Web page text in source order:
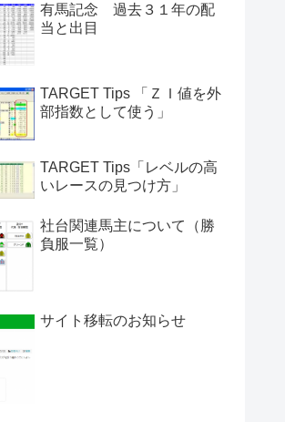
有馬記念 過去３１年の配
当と出目
TARGET Tips 「ＺＩ値を外
部指数として使う」
TARGET Tips「レベルの高
いレースの見つけ方」
社台関連馬主について（勝
負服一覧）
サイト移転のお知らせ